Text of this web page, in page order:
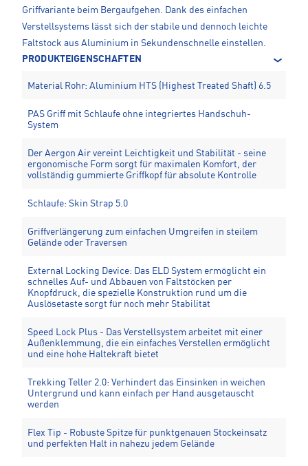
Griffvariante beim Bergaufgehen. Dank des einfachen
Verstellsystems lässt sich der stabile und dennoch leichte
Faltstock aus Aluminium in Sekundenschnelle einstellen.
PRODUKTEIGENSCHAFTEN
Material Rohr: Aluminium HTS (Highest Treated Shaft) 6.5
PAS Griff mit Schlaufe ohne integriertes Handschuh-
System
Der Aergon Air vereint Leichtigkeit und Stabilität - seine
ergonomische Form sorgt für maximalen Komfort, der
vollständig gummierte Griffkopf für absolute Kontrolle
Schlaufe: Skin Strap 5.0
Griffverlängerung zum einfachen Umgreifen in steilem
Gelände oder Traversen
External Locking Device: Das ELD System ermöglicht ein
schnelles Auf- und Abbauen von Faltstöcken per
Knopfdruck, die spezielle Konstruktion rund um die
Auslösetaste sorgt für noch mehr Stabilität
Speed Lock Plus - Das Verstellsystem arbeitet mit einer
Außenklemmung, die ein einfaches Verstellen ermöglicht
und eine hohe Haltekraft bietet
Trekking Teller 2.0: Verhindert das Einsinken in weichen
Untergrund und kann einfach per Hand ausgetauscht
werden
Flex Tip - Robuste Spitze für punktgenauen Stockeinsatz
und perfekten Halt in nahezu jedem Gelände